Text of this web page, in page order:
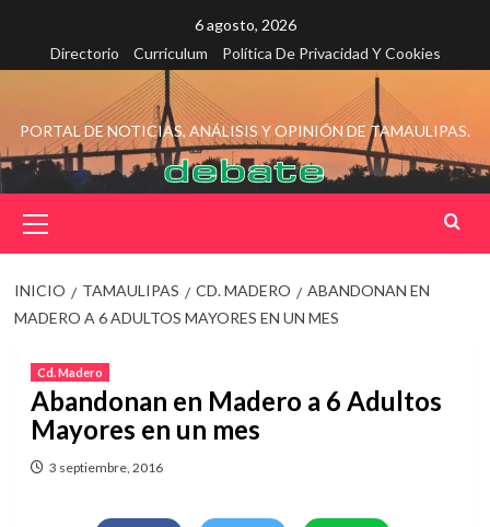
contenido
6 agosto, 2026
Directorio
Curriculum Política De Privacidad Y Cookies
PORTAL DE NOTICIAS, ANÁLISIS Y OPINIÓN DE TAMAULIPAS.
principal
INICIO TAMAULIPAS CD. MADERO
ABANDONAN EN
MADERO A 6 ADULTOS MAYORES EN UN MES
Cd. Madero
Abandonan en Madero a 6 Adultos
Mayores en un mes
3 septiembre, 2016